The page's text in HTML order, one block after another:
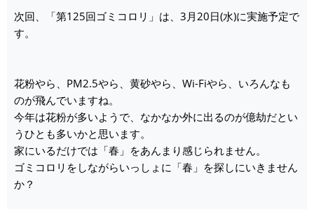
次回、「第125回ゴミコロリ」は、3月20日(水)に実施予定で
す。
花粉やら、PM2.5やら、黄砂やら、Wi-Fiやら、いろんなも
のが飛んでいますね。
今年は花粉が多いようで、なかなか外に出るのが億劫だとい
うひとも多いかと思います。
家にいるだけでは「春」をあんまり感じられません。
ゴミコロリをしながらいっしょに「春」を探しにいきません
か？